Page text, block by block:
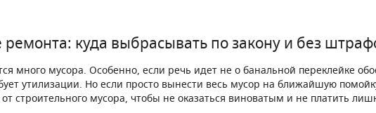
куда выбрасывать по закону и без
много мусора. Особенно, если речь идет не о банальной переклейке
утилизации. Но если просто вынести весь мусор на ближайшую
строительного мусора, чтобы не оказаться виноватым и не платить